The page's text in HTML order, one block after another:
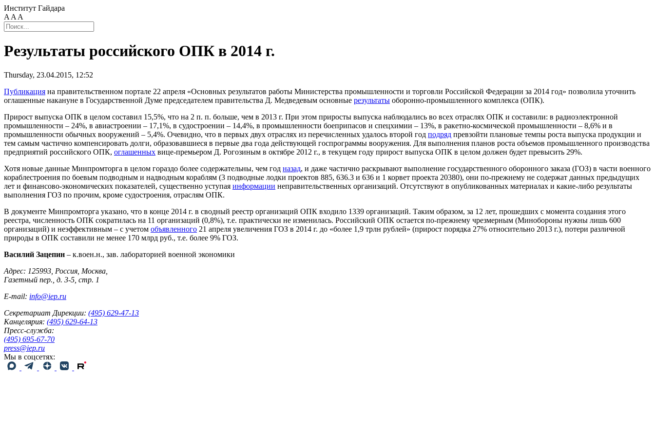
Институт Гайдара
A A A
Результаты российского ОПК в 2014 г.
Thursday, 23.04.2015, 12:52
Публикация на правительственном портале 22 апреля «Основных результатов работы Министерства промышленности и торговли Российской Федерации за 2014 год» позволила уточнить
оглашенные накануне в Государственной Думе председателем правительства Д. Медведевым основные результаты оборонно-промышленного комплекса (ОПК).
Прирост выпуска ОПК в целом составил 15,5%, что на 2 п. п. больше, чем в 2013 г. При этом приросты выпуска наблюдались во всех отраслях ОПК и составили: в радиоэлектронной
промышленности – 24%, в авиастроении – 17,1%, в судостроении – 14,4%, в промышленности боеприпасов и спецхимии – 13%, в ракетно-космической промышленности – 8,6% и в
промышленности обычных вооружений – 5,4%. Очевидно, что в первых двух отраслях из перечисленных удалось второй год подряд превзойти плановые темпы роста выпуска продукции и
тем самым частично компенсировать долги, образовавшиеся в первые два года действующей госпрограммы вооружения. Для выполнения планов роста объемов промышленного производства
предприятий российского ОПК, оглашенных вице-премьером Д. Рогозиным в октябре 2012 г., в текущем году прирост выпуска ОПК в целом должен будет превысить 29%.
Хотя новые данные Минпромторга в целом гораздо более содержательны, чем год назад, и даже частично раскрывают выполнение государственного оборонного заказа (ГОЗ) в части военного
кораблестроения по боевым подводным и надводным кораблям (3 подводные лодки проектов 885, 636.3 и 636 и 1 корвет проекта 20380), они по-прежнему не содержат данных предыдущих
лет и финансово-экономических показателей, существенно уступая информации неправительственных организаций. Отсутствуют в опубликованных материалах и какие-либо результаты
выполнения ГОЗ по прочим, кроме судостроения, отраслям ОПК.
В документе Минпромторга указано, что в конце 2014 г. в сводный реестр организаций ОПК входило 1339 организаций. Таким образом, за 12 лет, прошедших с момента создания этого
реестра, численность ОПК сократилась на 11 организаций (0,8%), т.е. практически не изменилась. Российский ОПК остается по-прежнему чрезмерным (Минобороны нужны лишь 600
организаций) и неэффективным – с учетом объявленного 21 апреля увеличения ГОЗ в 2014 г. до «более 1,9 трлн рублей» (прирост порядка 27% относительно 2013 г.), потери различной
природы в ОПК составили не менее 170 млрд руб., т.е. более 9% ГОЗ.
Василий Зацепин – к.воен.н., зав. лабораторией военной экономики
Адрес: 125993, Россия, Москва,
Газетный пер., д. 3-5, стр. 1
E-mail: info@iep.ru
Секретариат Дирекции: (495) 629-47-13
Канцелярия: (495) 629-64-13
Пресс-служба:
(495) 695-67-70
press@iep.ru
Мы в соцсетях: